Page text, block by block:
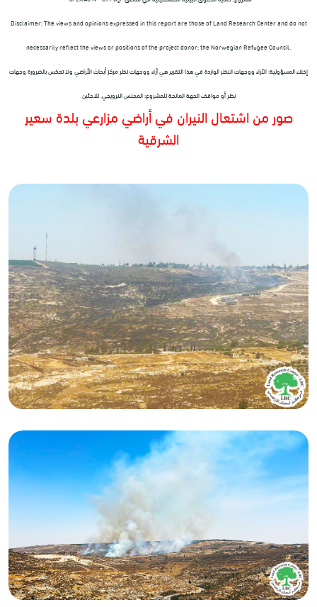
Disclaimer: The views and opinions expressed in this report are those of Land Research Center and do not
necessarily reflect the views or positions of the project donor; the Norwegian Refugee Council.
إخلاء المسؤولية: الآراء ووجهات النظر الواردة في هذا التقرير هي آراء ووجهات نظر مركز أبحاث الأراضي ولا تعكس بالضرورة وجهات
نظر أو مواقف الجهة المانحة للمشروع؛ المجلس النرويجي. للاجئين
صور من اشتعال النيران في أراضي مزارعي بلدة سعير
الشرقية